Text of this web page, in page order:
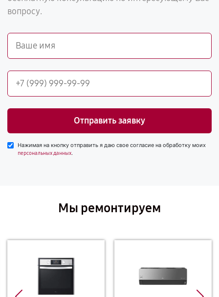
вопросу.
Отправить заявку
Нажимая на кнопку отправить я даю свое согласие на обработку моих
персональных данных.
Мы ремонтируем